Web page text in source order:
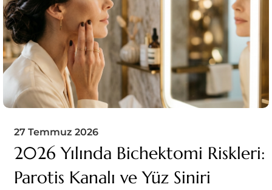
27 Temmuz 2026
2026 Yılında Bichektomi Riskleri:
Parotis Kanalı ve Yüz Siniri